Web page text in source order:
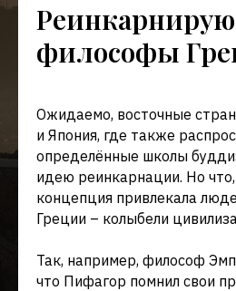
философы
Ожидаемо, восточные
и Япония, где также
определённые школы
идею реинкарнации. Но что,
концепция привлекала
Греции – колыбели
Так, например, философ
что Пифагор помнил свои